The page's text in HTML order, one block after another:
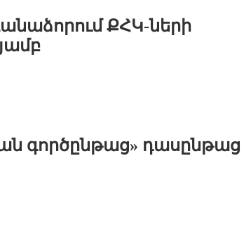
ՔՀԿ-ների
գործընթաց» դասընթաց